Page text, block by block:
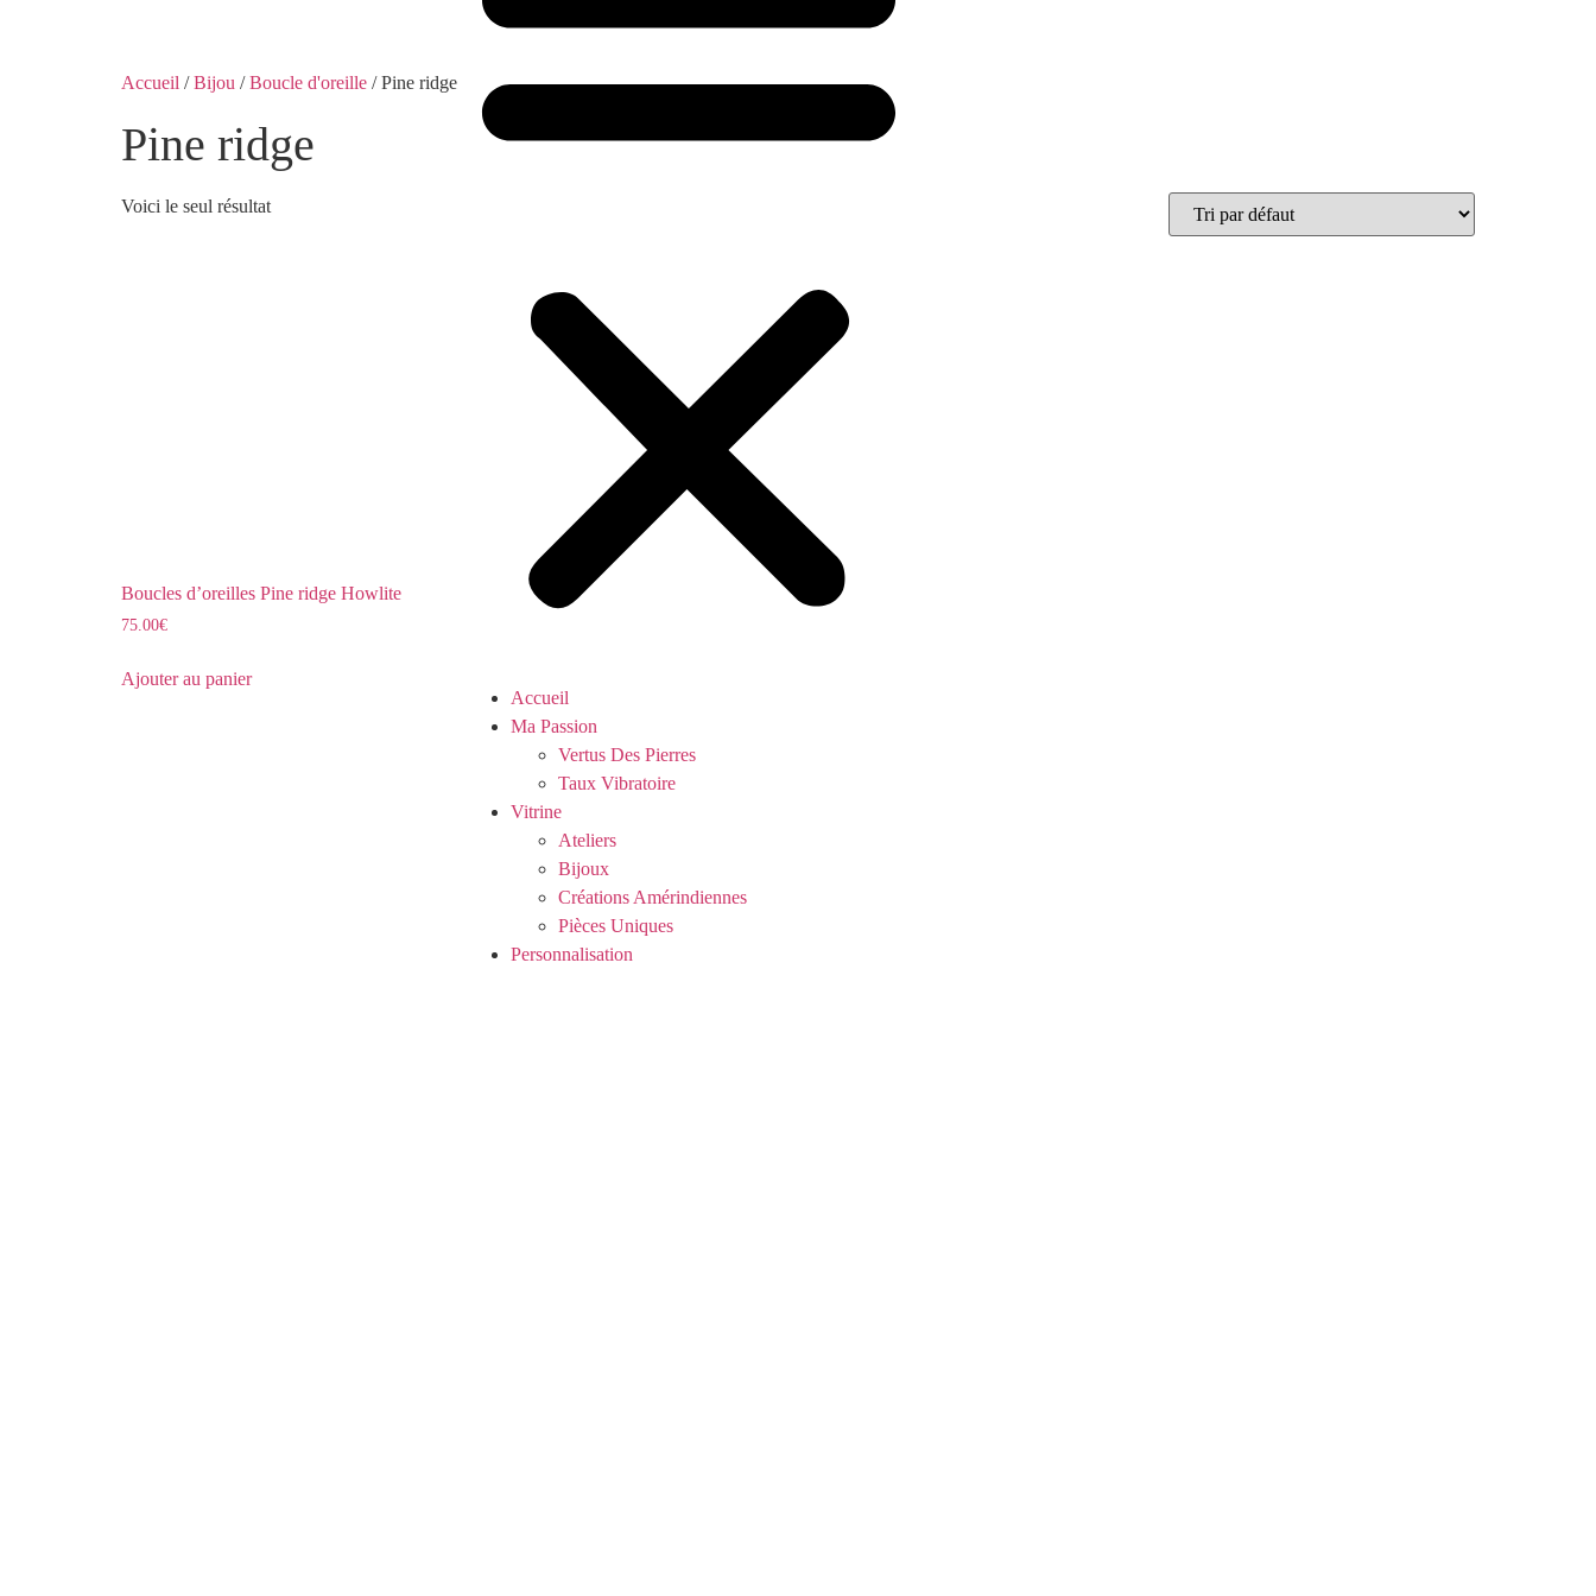
Accueil
Ma Passion
Vertus Des Pierres
Taux Vibratoire
Vitrine
Ateliers
Bijoux
Créations Amérindiennes
Pièces Uniques
Personnalisation
Accueil /Bijou /Boucle d'oreille / Pine ridge
Pine ridge
Voici le seul résultat
Boucles d’oreilles Pine ridge Howlite
75.00€
Ajouter au panier